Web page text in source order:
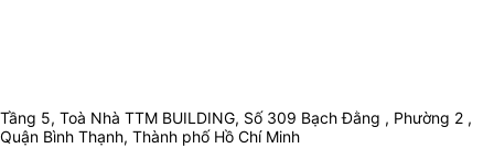
Tầng 5, Toà Nhà TTM BUILDING, Số 309 Bạch Đằng , Phường 2 ,
Quận Bình Thạnh, Thành phố Hồ Chí Minh